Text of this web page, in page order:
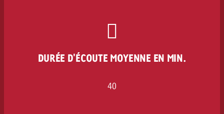
DURÉE D'ÉCOUTE MOYENNE EN MIN.
40